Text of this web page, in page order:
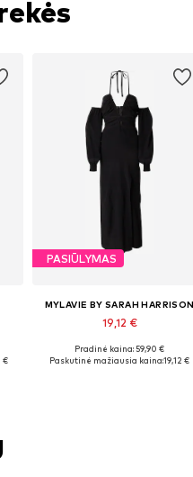
€
PASIŪLYMAS
MYLAVIE BY SARAH HARRISON
19,12 €
Galimi dydžiai: 36, 38, 40, 42
Pradinė kaina: 59,90 €
Paskutinė mažiausia kaina:19,12 €